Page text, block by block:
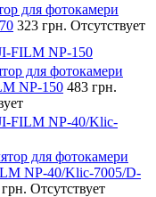
для фотокамери
323 грн. Отсутствует
FILM NP-150
для фотокамери
NP-150 483 грн.
FILM NP-40/Klic-
для фотокамери
NP-40/Klic-7005/D-
Отсутствует